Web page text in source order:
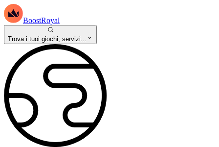
BoostRoyal
Trova i tuoi giochi, servizi...